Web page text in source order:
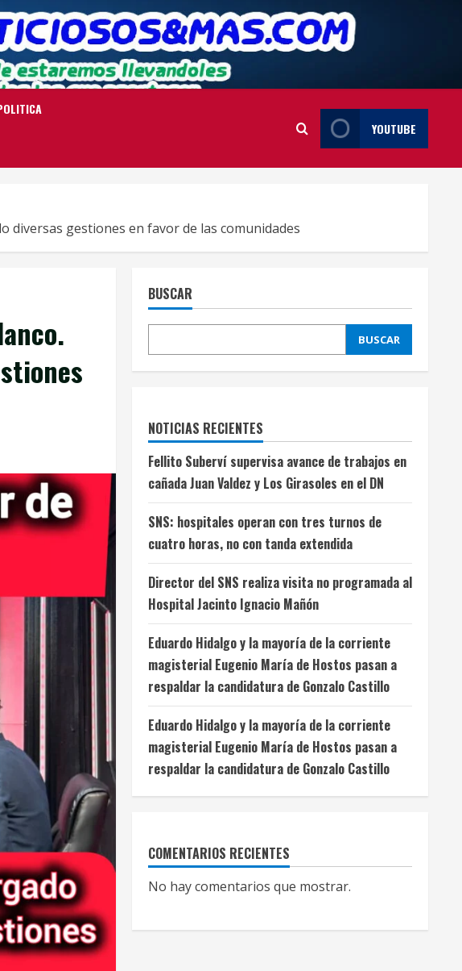
YOUTUBE
diversas gestiones en favor de las comunidades
BUSCAR
BUSCAR
NOTICIAS RECIENTES
Fellito Suberví supervisa avance de trabajos en
cañada Juan Valdez y Los Girasoles en el DN
SNS: hospitales operan con tres turnos de
cuatro horas, no con tanda extendida
Director del SNS realiza visita no programada al
Hospital Jacinto Ignacio Mañón
Eduardo Hidalgo y la mayoría de la corriente
magisterial Eugenio María de Hostos pasan a
respaldar la candidatura de Gonzalo Castillo
Eduardo Hidalgo y la mayoría de la corriente
magisterial Eugenio María de Hostos pasan a
respaldar la candidatura de Gonzalo Castillo
COMENTARIOS RECIENTES
No hay comentarios que mostrar.